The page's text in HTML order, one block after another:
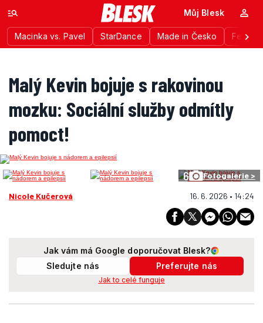
Macinka vs. Pavel StarDance Made in Česko
Můj Blesk
Malý Kevin bojuje s rakovinou
mozku: Sociální služby odmítly
pomoct!
6 Fotogalerie >
Nicole Kučerová 16. 6. 2026 • 14:24
Jak vám má Google doporučovat Blesk?
Sledujte nás
Preferujte nás
Jak to celé funguje